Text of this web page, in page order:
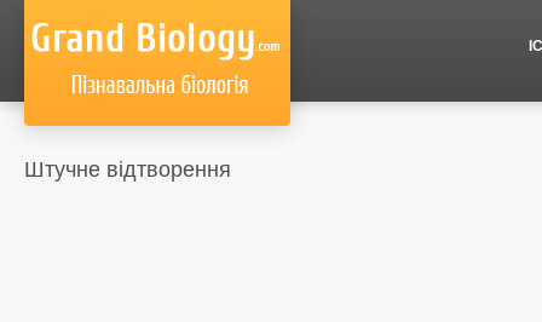
Штучне відтворення